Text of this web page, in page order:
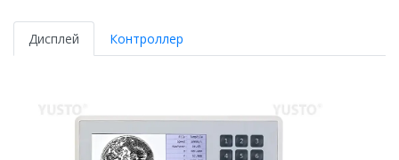
Дисплей Контроллер